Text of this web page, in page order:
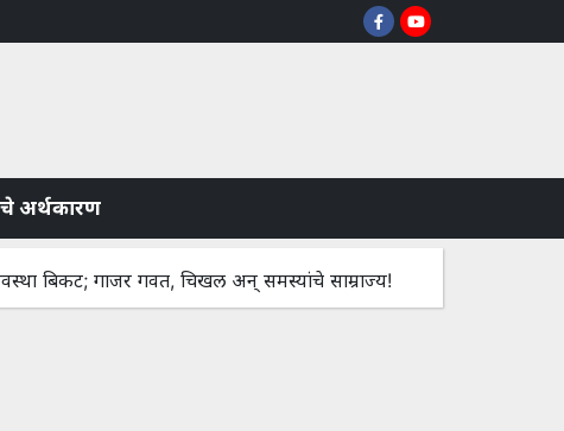
अर्थकारण
गाजर गवत, चिखल अन् समस्यांचे साम्राज्य! एका महिन्यांपूर्वी आलेल्या